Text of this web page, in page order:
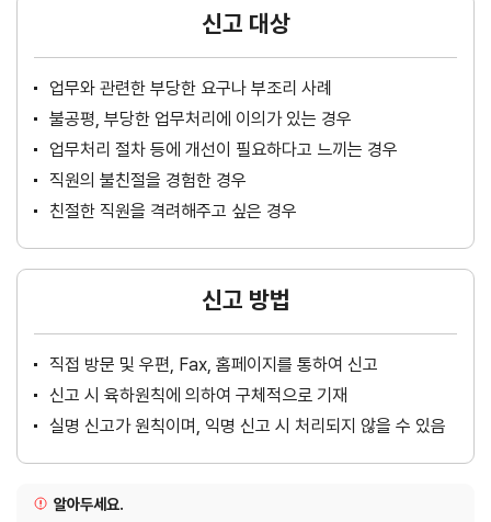
신고 대상
업무와 관련한 부당한 요구나 부조리 사례
불공평, 부당한 업무처리에 이의가 있는 경우
업무처리 절차 등에 개선이 필요하다고 느끼는 경우
직원의 불친절을 경험한 경우
친절한 직원을 격려해주고 싶은 경우
신고 방법
직접 방문 및 우편, Fax, 홈페이지를 통하여 신고
신고 시 육하원칙에 의하여 구체적으로 기재
실명 신고가 원칙이며, 익명 신고 시 처리되지 않을 수 있음
알아두세요.